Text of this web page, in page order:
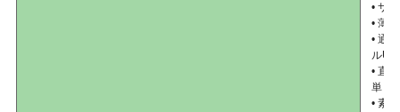
• サ
• 薄
• 通
ル
• 直
単
• 素